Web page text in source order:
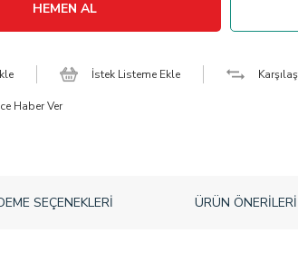
İstek Listeme Ekle
Haber Ver
SEÇENEKLERI ÜRÜN ÖNERILERI